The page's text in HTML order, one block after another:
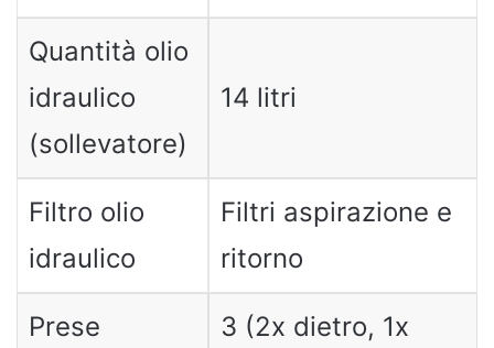
Quantità olio
idraulico
(sollevatore)
14 litri
Filtro olio
idraulico
Filtri aspirazione e
ritorno
Prese
3 (2x dietro, 1x